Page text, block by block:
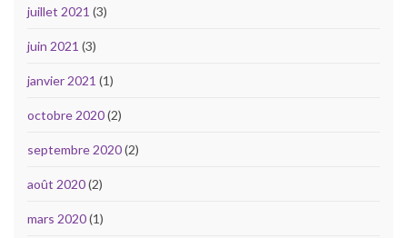
juillet 2021 (3)
juin 2021 (3)
janvier 2021 (1)
octobre 2020(2)
septembre 2020(2)
août 2020(2)
mars 2020(1)